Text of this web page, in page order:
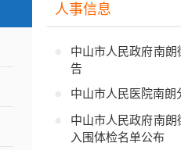
人事信息
中山市人民政府南
告
中山市人民医院南朗
中山市人民政府南
入围体检名单公布